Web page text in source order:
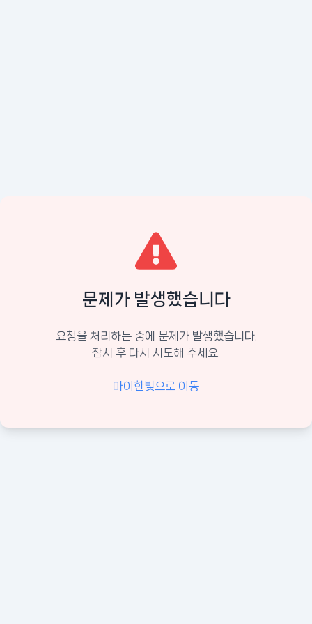
문제가 발생했습니다
요청을 처리하는 중에 문제가 발생했습니다.
잠시 후 다시 시도해 주세요.
마이한빛으로 이동